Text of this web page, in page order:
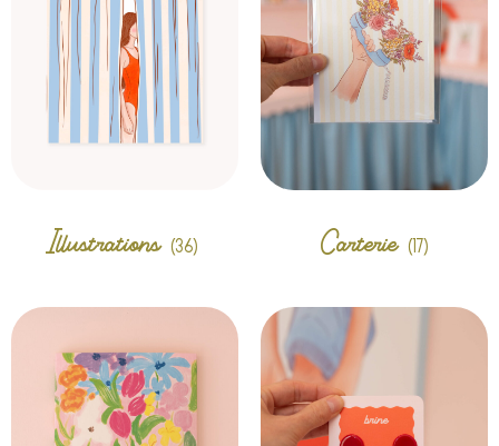
Illustrations (36) Carterie (17)